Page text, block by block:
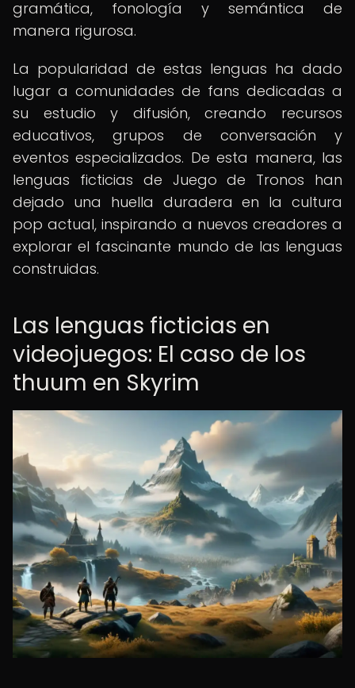
gramática, fonología y semántica de
manera rigurosa.
La popularidad de estas lenguas ha dado
lugar a comunidades de fans dedicadas a
su estudio y difusión, creando recursos
educativos, grupos de conversación y
eventos especializados. De esta manera, las
lenguas ficticias de Juego de Tronos han
dejado una huella duradera en la cultura
pop actual, inspirando a nuevos creadores a
explorar el fascinante mundo de las lenguas
construidas.
Las lenguas ficticias en
videojuegos: El caso de los
thuum en Skyrim